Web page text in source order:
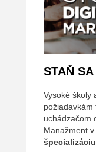
STAŇ
Vysoké školy
uchádzačom
Manažment